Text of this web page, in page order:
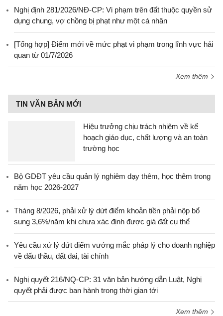
Nghị định 281/2026/NĐ-CP: Vi phạm trên đất thuộc quyền sử
dụng chung, vợ chồng bị phạt như một cá nhân
[Tổng hợp] Điểm mới về mức phạt vi phạm trong lĩnh vực hải
quan từ 01/7/2026
Xem thêm
TIN VĂN BẢN MỚI
Hiệu trưởng chịu trách nhiệm về kế
hoạch giáo dục, chất lượng và an toàn
trường học
Bộ GDĐT yêu cầu quản lý nghiêm dạy thêm, học thêm trong
năm học 2026-2027
Tháng 8/2026, phải xử lý dứt điểm khoản tiền phải nộp bổ
sung 3,6%/năm khi chưa xác định được giá đất cụ thể
Yêu cầu xử lý dứt điểm vướng mắc pháp lý cho doanh nghiệp
về đấu thầu, đất đai, tài chính
Nghị quyết 216/NQ-CP: 31 văn bản hướng dẫn Luật, Nghị
quyết phải được ban hành trong thời gian tới
Xem thêm